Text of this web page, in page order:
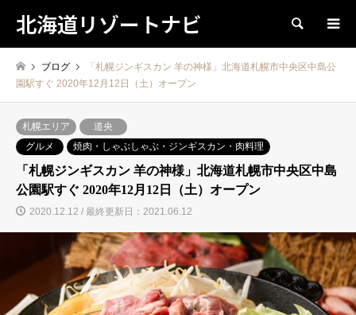
北海道リゾートナビ 検索
ブログ
「札幌ジンギスカン 羊の神様」北海道札幌市中央区中島公
園駅すぐ 2020年12月12日（土）オープン
札幌エリア
道央
グルメ
焼肉・しゃぶしゃぶ・ジンギスカン・肉料理
「札幌ジンギスカン 羊の神様」北海道札幌市中央区中島
公園駅すぐ 2020年12月12日（土）オープン
2020.12.12 / 最終更新日：2021.06.12